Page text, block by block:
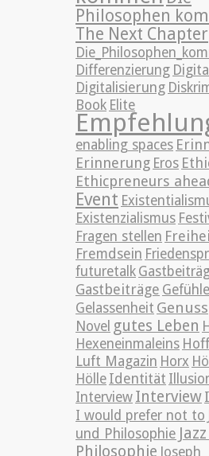
Philosophen
The Next Chapter
Differenzierung
Digitalisierung
Book Elite
enabling spaces
Erinnerung Eros
Ethicpreneurs
Event
Existenzialismus
Fragen stellen
Fremdsein
futuretalk
Gastbeiträge Gefühle
Gelassenheit Genuss
Novel gutes Leben
Hexeneinmaleins
Luft Magazin Horx
Hölle Identität
Interview Interview
I would prefer not to
und Philosophie
Philosophie Joseph